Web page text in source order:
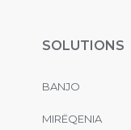
SOLUTIONS
BANJO
MIRËQENIA